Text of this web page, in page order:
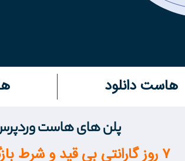
هاست دانلود
پلن های هاست
۷ روز گارانتی بی قید و شرط بازگشت وجه